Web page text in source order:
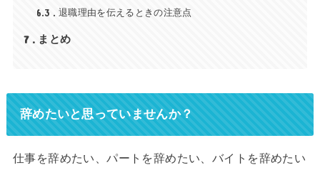
6.3 退職理由を伝えるときの注意点
7 まとめ
辞めたいと思っていませんか？
仕事を辞めたい、パートを辞めたい、バイトを辞めたい